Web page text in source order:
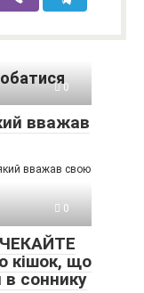
0
вважав
вважав свою
0
ЧЕКАЙТЕ
кішок, що
в соннику